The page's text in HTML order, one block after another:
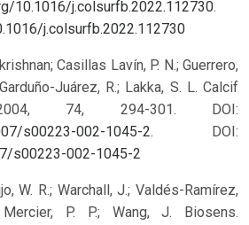
10.1016/j.colsurfb.2022.112730.
j.colsurfb.2022.112730
Casillas Lavín, P. N.; Guerrero,
Juárez, R.; Lakka, S. L. Calcif
74, 294-301. DOI:
s00223-002-1045-2.
DOI:
s00223-002-1045-2
W. R.; Warchall, J.; Valdés-Ramírez,
Mercier, P. P.; Wang, J. Biosens.